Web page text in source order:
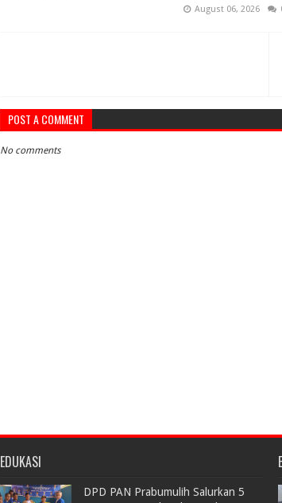
August 06, 2026
POST A COMMENT
No comments
EDUKASI
DPD PAN Prabumulih Salurkan 5